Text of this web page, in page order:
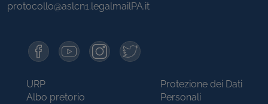
protocollo@aslcn1.legalmailPA.it
URP
Albo pretorio
Protezione dei Dati
Personali